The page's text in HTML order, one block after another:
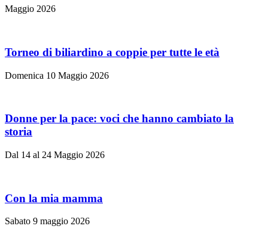
Maggio 2026
Torneo di biliardino a coppie per tutte le età
Domenica 10 Maggio 2026
Donne per la pace: voci che hanno cambiato la
storia
Dal 14 al 24 Maggio 2026
Con la mia mamma
Sabato 9 maggio 2026